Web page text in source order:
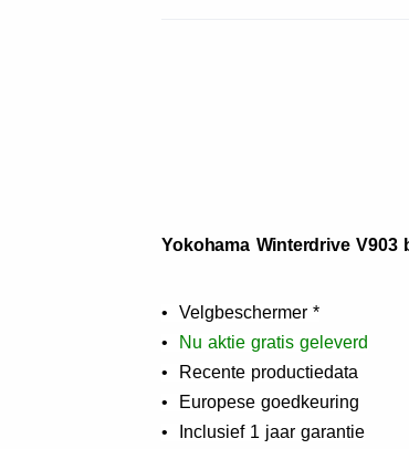
Yokohama Winterdrive V903
• Velgbeschermer *
• N u aktie gratis geleverd
• Recente productiedata
• Europese goedkeuring
• Inclusief 1 jaar garantie